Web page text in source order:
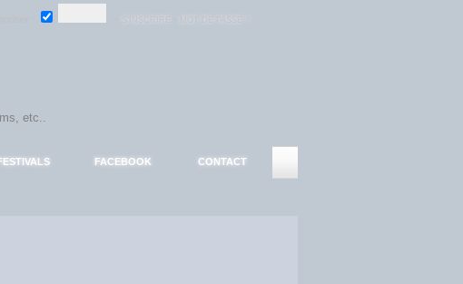
FACEBOOK CONTACT